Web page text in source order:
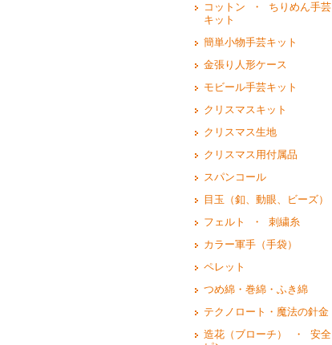
コットン ・ ちりめん手芸
キット
簡単小物手芸キット
金張り人形ケース
モビール手芸キット
クリスマスキット
クリスマス生地
クリスマス用付属品
スパンコール
目玉（釦、動眼、ビーズ）
フェルト ・ 刺繍糸
カラー軍手（手袋）
ペレット
つめ綿・巻綿・ふき綿
テクノロート・魔法の針金
造花（ブローチ） ・ 安全